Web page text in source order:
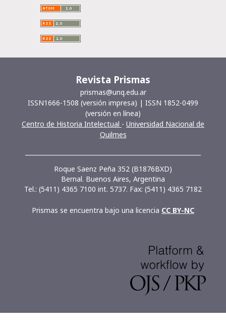
Revista Prismas
prismas@unq.edu.ar
ISSN1666-1508 (versión impresa) | ISSN 1852-0499
(versión en línea)
Centro de Historia Intelectual - Universidad Nacional de
Quilmes
Roque Saenz Peña 352 (B1876BXD)
Bernal. Buenos Aires, Argentina
Tel.: (5411) 4365 7100 int. 5737. Fax: (5411) 4365 7182
Prismas se encuentra bajo una licencia CC BY-NC